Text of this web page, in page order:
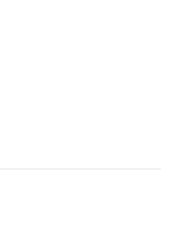
решил обновить
и аксессуаров.
обуви в
увеличился